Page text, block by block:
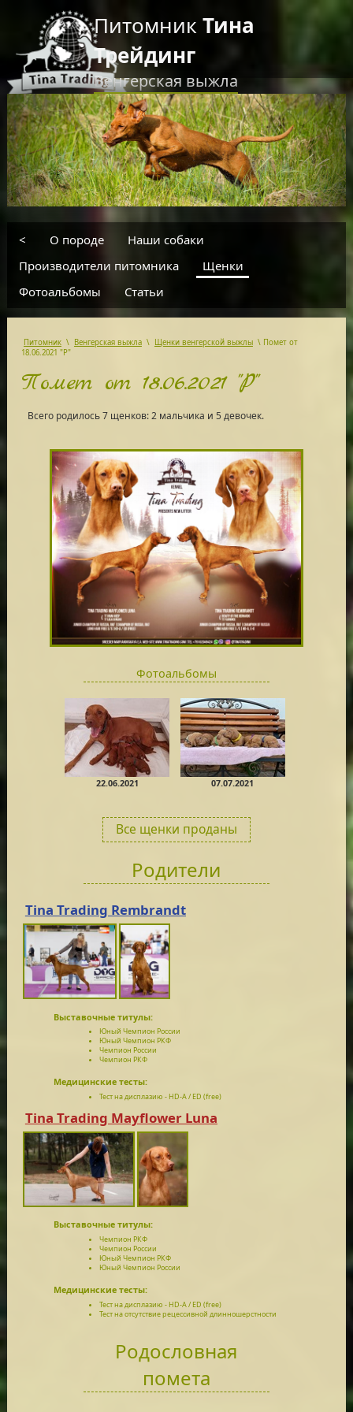
ПитомникТина
Трейдинг
Венгерская выжла
RU EN
введите текст для поиска
< О породе
Наши собаки
Производители питомника
Щенки
Фотоальбомы
Статьи
Питомник \ Венгерская выжла \ Щенки венгерской выжлы \ Помет от
18.06.2021 "Р"
Помет от 18.06.2021 "Р"
Всего родилось 7 щенков: 2 мальчика и 5 девочек.
Фотоальбомы
22.06.2021 07.07.2021
Все щенки проданы
Родители
Tina Trading Rembrandt
Выставочные титулы:
Юный Чемпион России
Юный Чемпион РКФ
Чемпион России
Чемпион РКФ
Медицинские тесты:
Тест на дисплазию - HD-A / ED (free)
Tina Trading Mayflower Luna
Выставочные титулы:
Чемпион РКФ
Чемпион России
Юный Чемпион РКФ
Юный Чемпион России
Медицинские тесты:
Тест на дисплазию - HD-A / ED (free)
Тест на отсутствие рецессивной длинношерстности
Родословная
помета